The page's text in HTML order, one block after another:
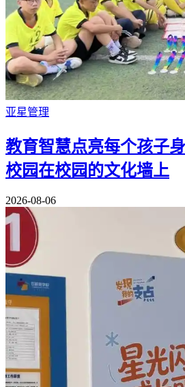
亚星管理
教育智慧点亮每个孩子
校园在校园的文化墙上
2026-08-06